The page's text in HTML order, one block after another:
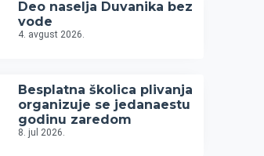
Deo naselja Duvanika bez
vode
4. avgust 2026.
Besplatna školica plivanja
organizuje se jedanaestu
godinu zaredom
8. jul 2026.